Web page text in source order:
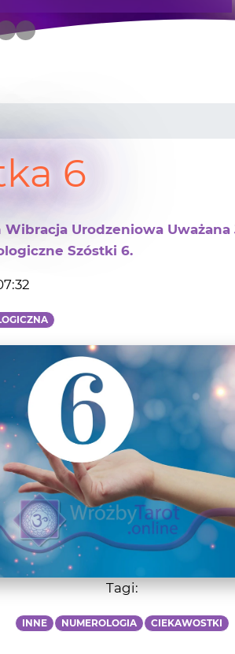
6
Urodzeniowa Uważana
Szóstki 6.
Tagi:
INNE NUMEROLOGIA CIEKAWOSTKI